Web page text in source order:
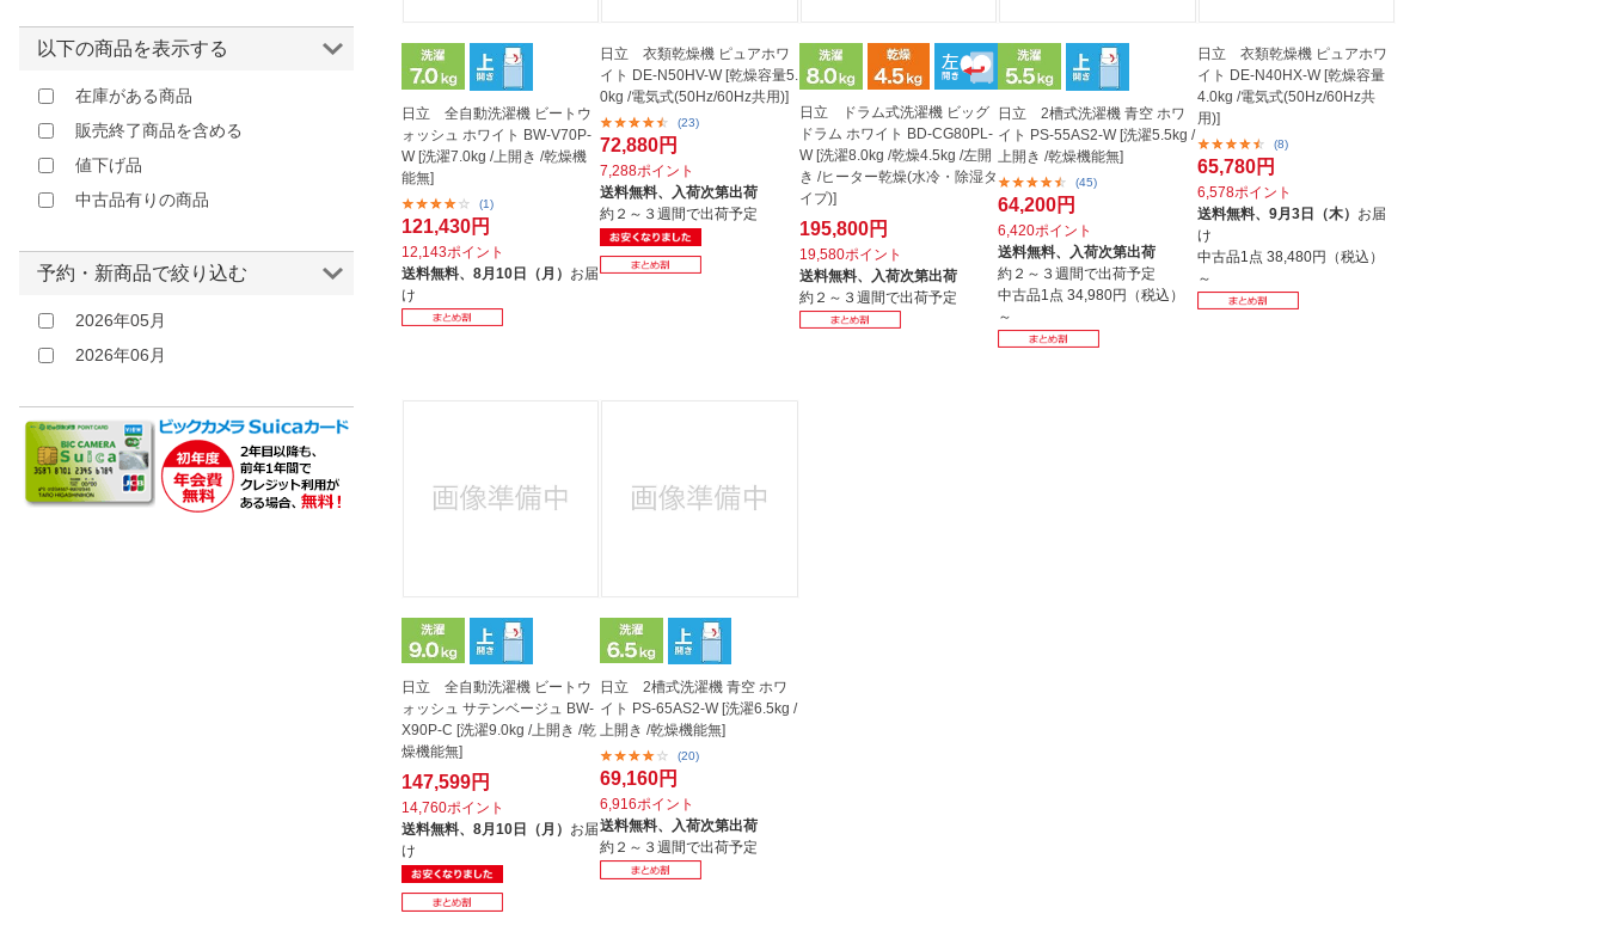
日立 全自動洗濯機 ビートウ
ォッシュ ホワイト BW-V70P-
W [洗濯7.0kg /上開き /乾燥機
能無]
(1)
121,430円
12,143ポイント
送料無料、 8月10日（月） お届
け
日立 衣類乾燥機 ピュアホワ
イト DE-N50HV-W [乾燥容量5.
0kg /電気式(50Hz/60Hz共用)]
(23)
72,880円
7,288ポイント
送料無料、 入荷次第出荷
約２～３週間で出荷予定
日立 ドラム式洗濯機 ビッグ
ドラム ホワイト BD-CG80PL-
W [洗濯8.0kg /乾燥4.5kg /左開
き /ヒーター乾燥(水冷・除湿タ
イプ)]
195,800円
19,580ポイント
送料無料、 入荷次第出荷
約２～３週間で出荷予定
日立 2槽式洗濯機 青空 ホワ
イト PS-55AS2-W [洗濯5.5kg /
上開き /乾燥機能無]
(45)
64,200円
6,420ポイント
送料無料、
入荷次第出荷
約２～３週間で出荷予定
中古品1点34,980円（税込）
～
日立 衣類乾燥機 ピュアホワ
イト DE-N40HX-W [乾燥容量
4.0kg /電気式(50Hz/60Hz共
用)]
(8)
65,780円
6,578ポイント
送料無料、 9月3日（木） お届
け
中古品1点 38,480円（税込）
～
日立 全自動洗濯機 ビートウ
ォッシュ サテンベージュ BW-
X90P-C [洗濯9.0kg /上開き /乾
燥機能無]
147,599円
14,760ポイント
送料無料、 8月10日（月） お届
け
日立 2槽式洗濯機 青空 ホワ
イト PS-65AS2-W [洗濯6.5kg /
上開き /乾燥機能無]
(20)
69,160円
6,916ポイント
送料無料、 入荷次第出荷
約２～３週間で出荷予定
以下の商品を表示する
在庫がある商品
販売終了商品を含める
値下げ品
中古品有りの商品
予約・新商品で絞り込む
2026年05月
2026年06月